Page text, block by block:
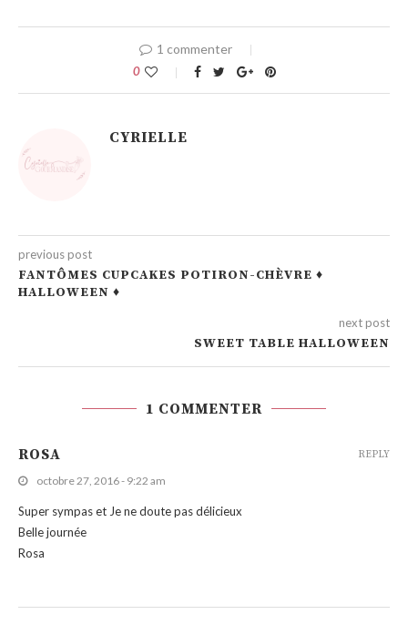
1 commenter
0
CYRIELLE
previous post
FANTÔMES CUPCAKES POTIRON-CHÈVRE ♦
HALLOWEEN ♦
next post
SWEET TABLE HALLOWEEN
1 COMMENTER
ROSA
octobre 27, 2016 - 9:22 am
Super sympas et Je ne doute pas délicieux
Belle journée
Rosa
REPLY